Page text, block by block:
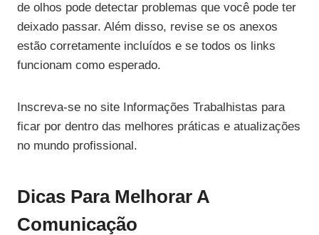
de olhos pode detectar problemas que você pode ter
deixado passar. Além disso, revise se os anexos
estão corretamente incluídos e se todos os links
funcionam como esperado.
Inscreva-se no site Informações Trabalhistas para
ficar por dentro das melhores práticas e atualizações
no mundo profissional.
Dicas Para Melhorar A
Comunicação